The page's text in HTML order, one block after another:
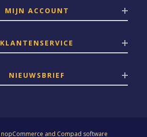
MIJN ACCOUNT
KLANTENSERVICE
NIEUWSBRIEF
nopCommerce and Compad software